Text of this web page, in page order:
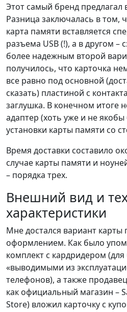
Этот самый бренд предлагал
Разница заключалась в том,
карта памяти вставляется
разъема USB (!), а в другом –
более надежным второй
получилось, что карточка
все равно под основной
сказать) пластиной с
заглушка. В конечном итоге
адаптер (хоть уже и не
установки карты памяти со
Время доставки составило
случае карты памяти и
– порядка трех.
Внешний вид и
характеристики
Мне достался вариант карты
оформлением. Как было
комплект с кардридером
«выводимыми из
телефонов), а также
как официальный магазин –
Store) вложил карточку с